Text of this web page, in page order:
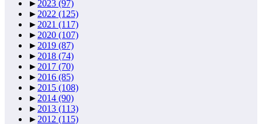
► 2023 (97)
► 2022 (125)
► 2021 (117)
► 2020 (107)
► 2019 (87)
► 2018 (74)
► 2017 (70)
► 2016 (85)
► 2015 (108)
► 2014 (90)
► 2013 (113)
► 2012 (115)